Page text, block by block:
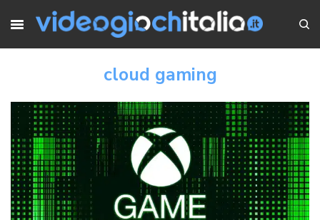
cloud gaming